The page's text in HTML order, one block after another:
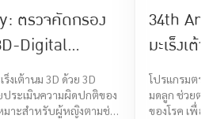
ตรวจคัดกรอง
Digital
Breast
งเต้านม 3D ด้วย 3D
ประเมินความผิดปกติของ
มาะสำหรับผู้หญิงตามช่วง
34th
มะเร็งเ
มะเร็งป
โปรแกรมตรว
มดลูก ช่วยตร
ของโรค เพื่อ